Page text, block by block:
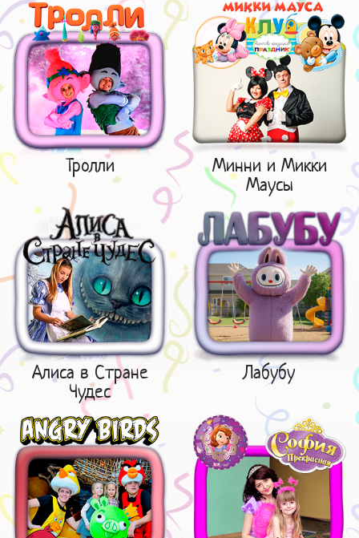
Тролли
Минни и Микки
Маусы
Алиса в Стране
Чудес
Лабубу